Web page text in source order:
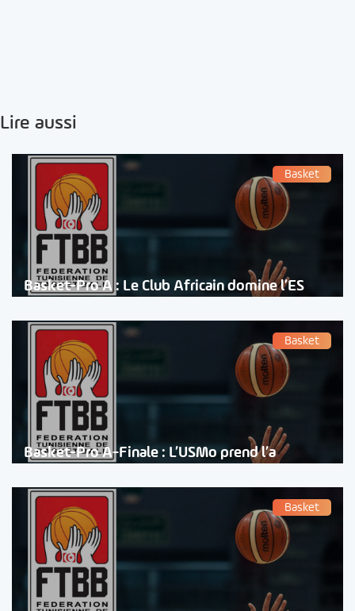
Lire aussi
Basket
Basket-Pro A : Le Club Africain domine l’ES
Basket
Basket-Pro A-Finale : L’USMo prend l’a
Basket